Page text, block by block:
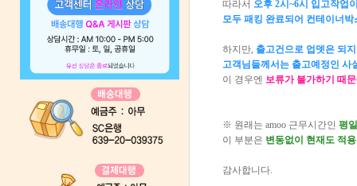
따라서 오후 2시~6시 입고작업
모두 패킹 완료되어 컨테이너박
하지만, 출고건으로 업뎃은 되
고객님들께서는 출고예정인 사
이 경우엔 보류가 불가하기 때
※ 원래는 amoo 근무시간인 평
이 부분은 변동없이 현재도 적
감사합니다.